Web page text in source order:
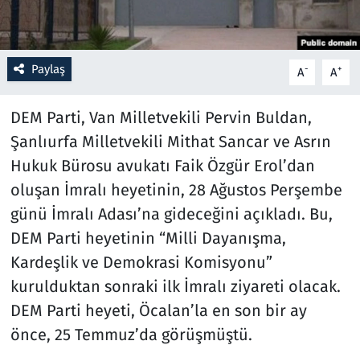
Paylaş A- A+
DEM Parti, Van Milletvekili Pervin Buldan,
Şanlıurfa Milletvekili Mithat Sancar ve Asrın
Hukuk Bürosu avukatı Faik Özgür Erol’dan
oluşan İmralı heyetinin, 28 Ağustos Perşembe
günü İmralı Adası’na gideceğini açıkladı. Bu,
DEM Parti heyetinin “Milli Dayanışma,
Kardeşlik ve Demokrasi Komisyonu”
kurulduktan sonraki ilk İmralı ziyareti olacak.
DEM Parti heyeti, Öcalan’la en son bir ay
önce, 25 Temmuz’da görüşmüştü.
Rüya Tabirleri
Sağlık
Savunma Sanayi
Seçim 2023
Spor
Teknoloji ve Bilim
Televizyon